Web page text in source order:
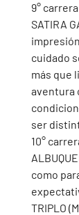
9°
SATIRA
cuidado
más que
aventura
ser
10°
como
TRIPLO